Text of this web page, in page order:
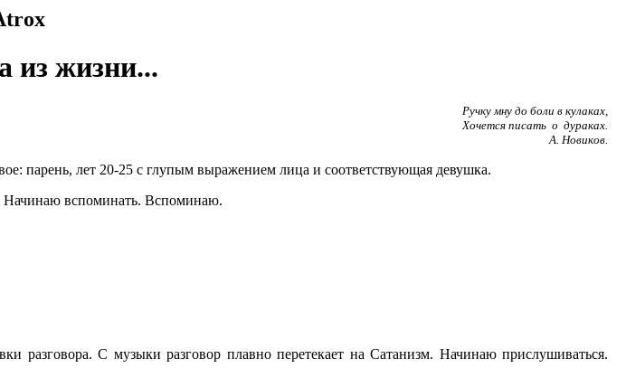
из жизни...
Ручку мну до боли в кулаках,
Хочется писать о дураках.
А. Новиков.
парень, лет 20-25 с глупым выражением лица и соответствующая девушка.
Начинаю вспоминать. Вспоминаю.
разговора. С музыки разговор плавно перетекает на Сатанизм. Начинаю прислушиваться.